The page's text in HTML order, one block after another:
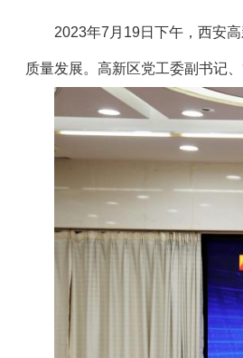
2023年7 月 19日下午，西安
质量发展。高新区党工委副书记